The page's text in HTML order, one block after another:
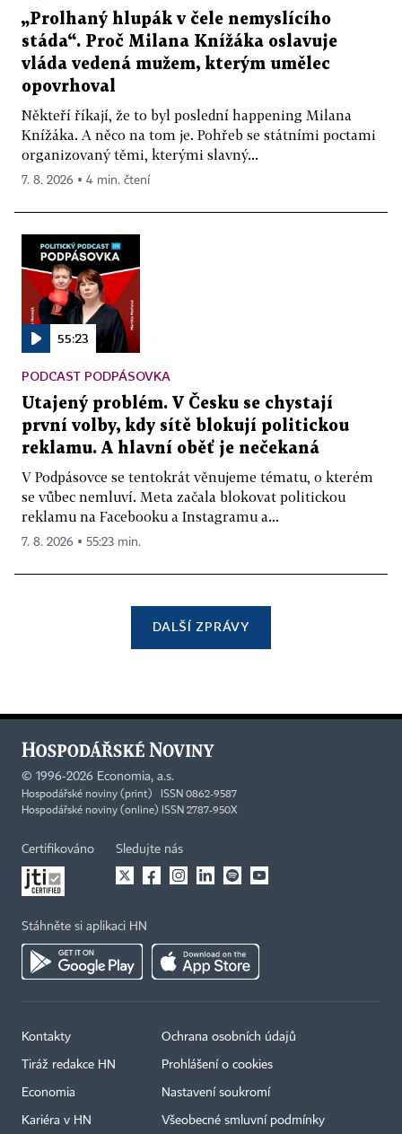
„Prolhaný hlupák v čele nemyslícího
stáda“. Proč Milana Knížáka oslavuje
vláda vedená mužem, kterým umělec
opovrhoval
Někteří říkají, že to byl poslední happening Milana
Knížáka. A něco na tom je. Pohřeb se státními poctami
organizovaný těmi, kterými slavný...
7. 8. 2026 ▪ 4 min. čtení
55:23
PODCAST PODPÁSOVKA
Utajený problém. V Česku se chystají
první volby, kdy sítě blokují politickou
reklamu. A hlavní oběť je nečekaná
V Podpásovce se tentokrát věnujeme tématu, o kterém
se vůbec nemluví. Meta začala blokovat politickou
reklamu na Facebooku a Instagramu a...
7. 8. 2026 ▪ 55:23 min.
DALŠÍ ZPRÁVY
© 1996-2026 Economia, a.s.
Hospodářské noviny (print) ISSN 0862-9587
Hospodářské noviny (online) ISSN 2787-950X
Certifikováno Sledujte nás
Stáhněte si aplikaci HN
Kontakty
Tiráž redakce HN
Economia
Kariéra v HN
Ochrana osobních údajů
Prohlášení o cookies
Nastavení soukromí
Všeobecné smluvní podmínky